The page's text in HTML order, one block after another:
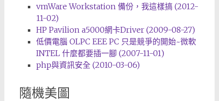
vmWare Workstation 備份，我這樣搞 (2012-
11-02)
HP Pavilion a5000網卡Driver (2009-08-27)
低價電腦 OLPC EEE PC 只是競爭的開始~微軟
INTEL 什麼都要插一腳 (2007-11-01)
php與資訊安全 (2010-03-06)
隨機美圖